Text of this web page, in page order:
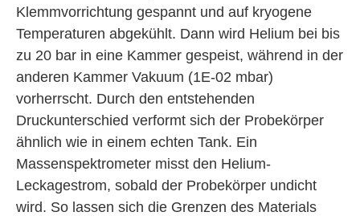
Klemmvorrichtung gespannt und auf kryogene
Temperaturen abgekühlt. Dann wird Helium bei bis
zu 20 bar in eine Kammer gespeist, während in der
anderen Kammer Vakuum (1E-02 mbar)
vorherrscht. Durch den entstehenden
Druckunterschied verformt sich der Probekörper
ähnlich wie in einem echten Tank. Ein
Massenspektrometer misst den Helium-
Leckagestrom, sobald der Probekörper undicht
wird. So lassen sich die Grenzen des Materials